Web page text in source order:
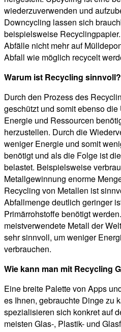
wiederzuverwenden und
Downcycling lassen sich
beispielsweise
Abfälle nicht mehr auf
Abfall wie möglich recycelt
Warum ist Recycling sinnvoll?
Durch den Prozess des
geschützt und somit ebenso
Energie und Ressourcen
herzustellen. Durch die
weniger Energie und somit
benötigt und als die Folge ist
belastet. Beispielsweise
Metallgewinnung enorme
Recycling von Metallen ist
Abfallmenge deutlich geringer
Primärrohstoffe benötigt
meistverwendete Metall der
sehr sinnvoll, um weniger
verbrauchen.
Wie kann man mit Recycling
Eine breite Palette von Apps
es Ihnen, gebrauchte Dinge zu
spezialisieren sich konkret auf
meisten Glas-, Plastik- und